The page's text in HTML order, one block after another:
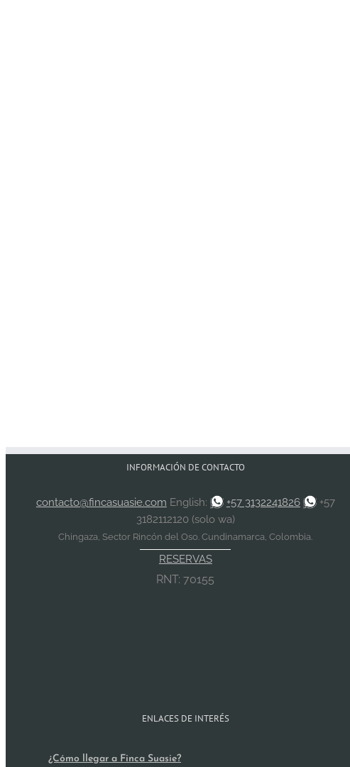
INFORMACIÓN DE CONTACTO
contacto@fincasuasie.com English: +57 3132241826
+57
3182112120 (solo wa)
Chingaza, Sector Rincón del Oso. Cundinamarca, Colombia.
RESERVAS
RNT: 70155
ENLACES DE INTERÉS
¿Cómo llegar a Finca Suasie?